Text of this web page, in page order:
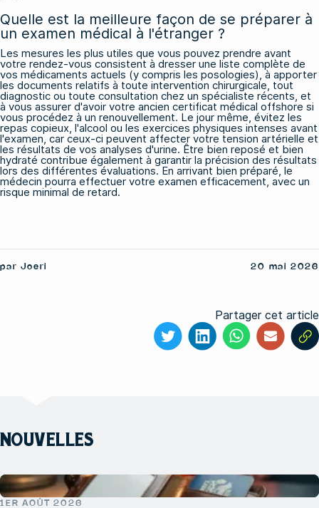
Quelle est la meilleure façon de se préparer à
un examen médical à l'étranger ?
Les mesures les plus utiles que vous pouvez prendre avant
votre rendez-vous consistent à dresser une liste complète de
vos médicaments actuels (y compris les posologies), à apporter
les documents relatifs à toute intervention chirurgicale, tout
diagnostic ou toute consultation chez un spécialiste récents, et
à vous assurer d'avoir votre ancien certificat médical offshore si
vous procédez à un renouvellement. Le jour même, évitez les
repas copieux, l'alcool ou les exercices physiques intenses avant
l'examen, car ceux-ci peuvent affecter votre tension artérielle et
les résultats de vos analyses d'urine. Être bien reposé et bien
hydraté contribue également à garantir la précision des résultats
lors des différentes évaluations. En arrivant bien préparé, le
médecin pourra effectuer votre examen efficacement, avec un
risque minimal de retard.
par Joeri 20 mai 2026
Partager cet article
NOUVELLES
1ER AOÛT 2026